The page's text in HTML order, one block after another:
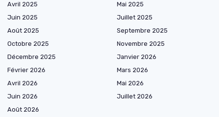
Avril 2025
Mai 2025
Juin 2025
Juillet 2025
Août 2025
Septembre 2025
Octobre 2025
Novembre 2025
Décembre 2025
Janvier 2026
Février 2026
Mars 2026
Avril 2026
Mai 2026
Juin 2026
Juillet 2026
Août 2026